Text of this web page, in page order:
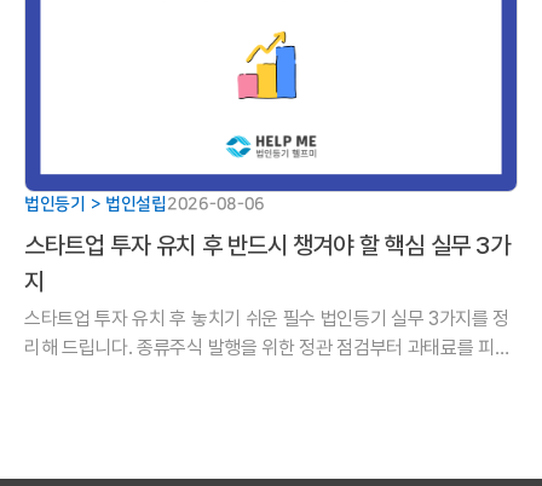
법인등기 > 법인설립2026-08-06
스타트업 투자 유치 후 반드시 챙겨야 할 핵심 실무 3가
지
스타트업 투자 유치 후 놓치기 쉬운 필수 법인등기 실무 3가지를 정
리해 드립니다. 종류주식 발행을 위한 정관 점검부터 과태료를 피하